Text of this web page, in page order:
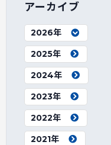
アーカイブ
2026年
2025年
2024年
2023年
2022年
2021年